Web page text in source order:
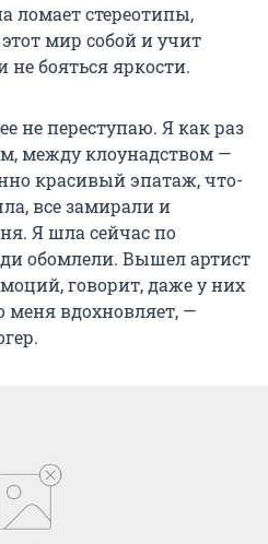
ломает стереотипы,
мир собой и учит
бояться яркости.
не переступаю. Я как раз
между клоунадством —
красивый эпатаж, что-
все замирали и
Я шла сейчас по
обомлели. Вышел артист
говорит, даже у них
меня вдохновляет, —